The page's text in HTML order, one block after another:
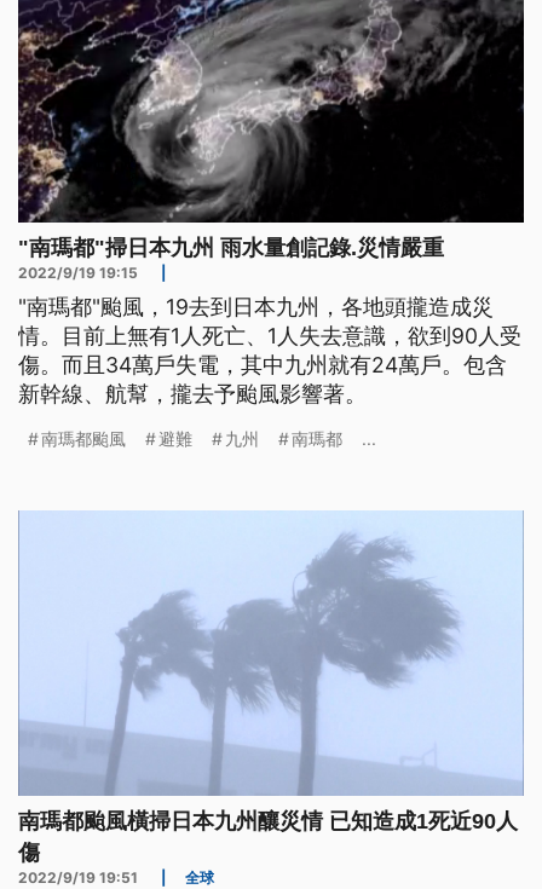
"南瑪都"掃日本九州 雨水量創記錄.災情嚴重
2022/9/19 19:15
"南瑪都"颱風，19去到日本九州，各地頭攏造成災
情。目前上無有1人死亡、1人失去意識，欲到90人受
傷。而且34萬戶失電，其中九州就有24萬戶。包含
新幹線、航幫，攏去予颱風影響著。
南瑪都颱風 避難 九州 南瑪都 ...
南瑪都颱風橫掃日本九州釀災情 已知造成1死近90人
傷
2022/9/19 19:51 全球